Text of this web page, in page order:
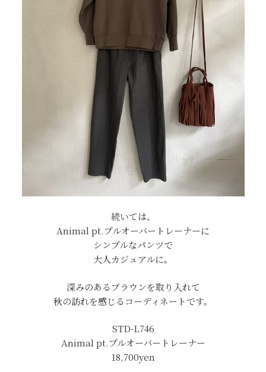
続いては、
Animal pt.プルオーバートレーナーに
シンプルなパンツで
大人カジュアルに。
深みのあるブラウンを取り入れて
秋の訪れを感じるコーディネートです。
STD-L746
Animal pt.プルオーバートレーナー
18,700yen